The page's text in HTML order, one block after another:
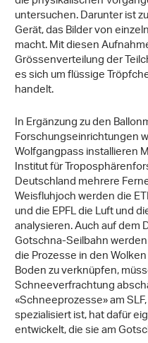
untersuchen. Darunter ist
Gerät, das Bilder von
macht. Mit diesen
Grössenverteilung der
es sich um flüssige
handelt.
In Ergänzung zu den
Forschungseinrichtungen
Wolfgangpass installieren
Institut für
Deutschland mehrere
Weisfluhjoch werden die
und die EPFL die Luft und
analysieren. Auch auf dem
Gotschna-Seilbahn
die Prozesse in den
Boden zu verknüpfen,
Schneeverfrachtung
«Schneeprozesse» am
spezialisiert ist, hat dafür
entwickelt, die sie am